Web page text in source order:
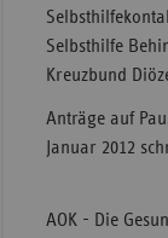
Selbsthilfe
Kreuzbund
Anträge auf
Januar 2012
AOK - Die